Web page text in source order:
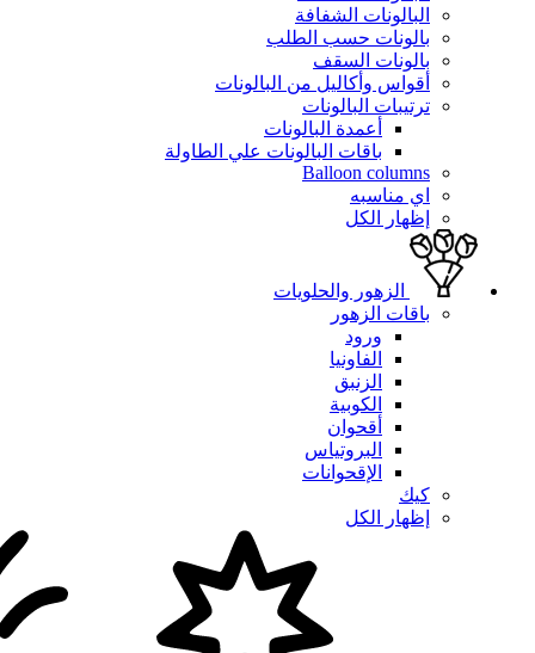
البالونات الشفافة
بالونات حسب الطلب
بالونات السقف
أقواس وأكاليل من البالونات
ترتيبات البالونات
أعمدة البالونات
باقات البالونات علي الطاولة
Balloon columns
اي مناسبه
إظهار الكل
الزهور والحلويات
باقات الزهور
ورود
الفاونيا
الزنبق
الكوبية
أقحوان
البروتياس
الإقحوانات
كيك
إظهار الكل